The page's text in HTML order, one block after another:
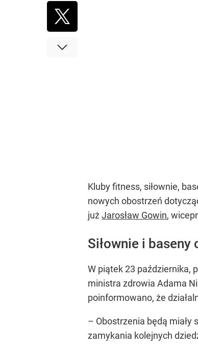
Kluby fitness, siłownie,
nowych obostrzeń
już Jarosław Gowin,
Siłownie i
W piątek 23 października,
ministra zdrowia Adama
poinformowano, że
– Obostrzenia będą miały
zamykania kolejnych